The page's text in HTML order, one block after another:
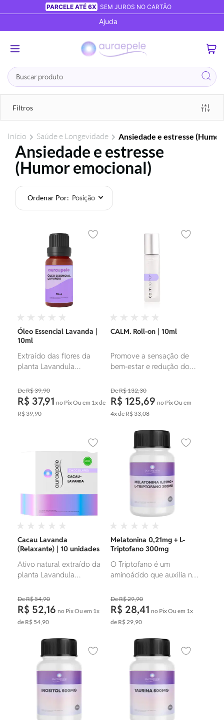
PARCELE ATÉ 6X SEM JUROS NO CARTÃO
Ajuda
Busca
Ansiedade e estresse
(Humor emocional)
Foram
encontrados:
Ordenar Por
Óleo Essencial Lavanda |
10ml
Extraído das flores da
planta Lavandula
aromaterapia para aliviar
ansiedade e estresse, em
cosméticos para acalmar e
suavizar a pele, e para
queimaduras leves, cortes
e picadas de insetos.
Adicionar aos favoritos
R$ 39,90
R$ 37,91 no PixOu em 1xde
R$ 39,90
CALM. Roll-on | 10ml
Promove a sensação de
bem-estar e redução do
Adicionar
R$ 132,30
R$ 125,69 no PixOu em
4xde R$ 33,08
Cacau Lavanda
(Relaxante) | 10 unidades
Ativo natural extraído da
planta Lavandula
conhecida como lavanda,
com propriedades
relaxantes, calmantes e
anti-inflamatórias.
Adicionar aos favoritos
R$ 54,90
R$ 52,16 no PixOu em 1x
de R$ 54,90
Melatonina 0,21mg + L-
Triptofano 300mg
O Triptofano é um
aminoácido que auxilia na
conhecida como “o
hormônio do sono”. Ter um
sono revigorante é
essencial para uma boa
qualidade de vida.
Adicionar
R$ 29,90
R$ 28,41 no PixOu em 1x
de R$ 29,90
Adicionar aos favoritos Adicionar
Início Saúde e Longevidade Ansiedade e estresse
Filtros